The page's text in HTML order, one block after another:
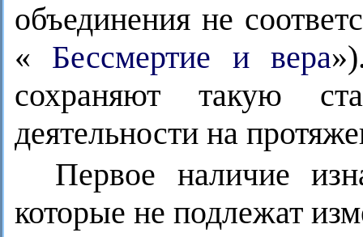
объединения не
« Бессмертие и вера
сохраняют такую
деятельности на
Первое наличие
которые не подлежат